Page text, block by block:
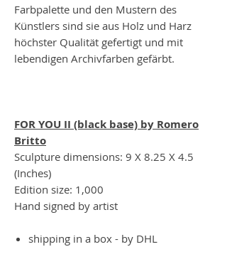
Farbpalette und den Mustern des
Künstlers sind sie aus Holz und Harz
höchster Qualität gefertigt und mit
lebendigen Archivfarben gefärbt.
FOR YOU II (black base) by Romero
Britto
Sculpture dimensions: 9 X 8.25 X 4.5
(Inches)
Edition size: 1,000
Hand signed by artist
shipping in a box - by DHL